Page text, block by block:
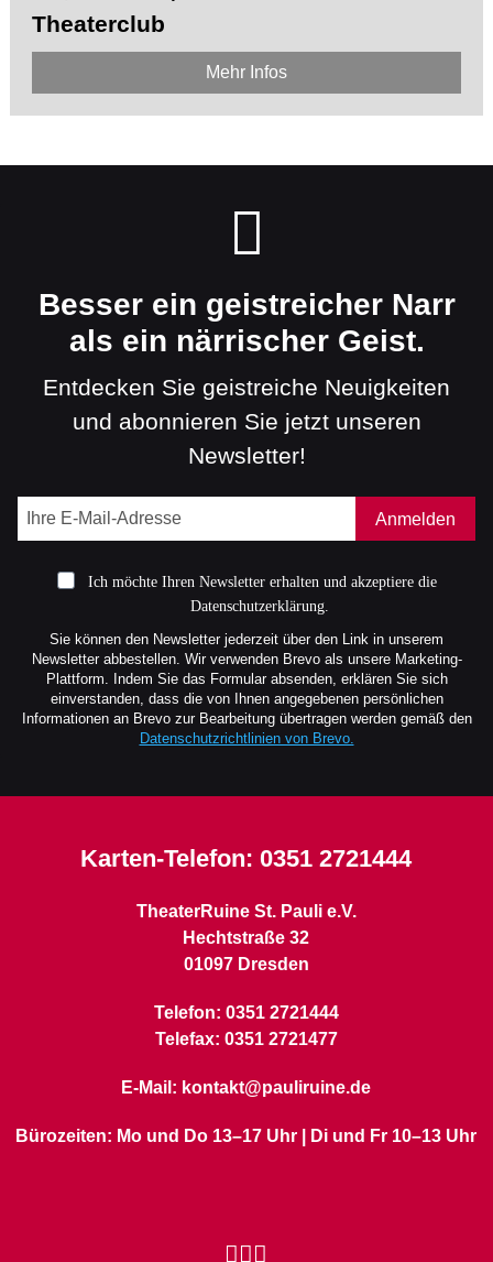
Theaterclub
Mehr Infos
Besser ein geistreicher Narr
als ein närrischer Geist.
Entdecken Sie geistreiche Neuigkeiten
und abonnieren Sie jetzt unseren
Newsletter!
Anmelden
Ich möchte Ihren Newsletter erhalten und akzeptiere die
Datenschutzerklärung.
Sie können den Newsletter jederzeit über den Link in unserem
Newsletter abbestellen. Wir verwenden Brevo als unsere Marketing-
Plattform. Indem Sie das Formular absenden, erklären Sie sich
einverstanden, dass die von Ihnen angegebenen persönlichen
Informationen an Brevo zur Bearbeitung übertragen werden gemäß den
Datenschutzrichtlinien von Brevo.
Karten-Telefon:0351 2721444
TheaterRuine St. Pauli e.V.
Hechtstraße 32
01097 Dresden
Telefon: 0351 2721444
Telefax: 0351 2721477
E-Mail: kontakt@pauliruine.de
Bürozeiten: Mo und Do 13–17 Uhr | Di und Fr 10–13 Uhr